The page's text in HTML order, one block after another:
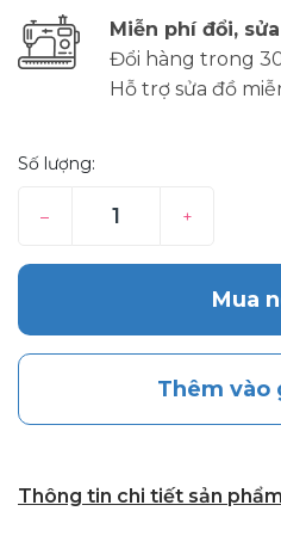
Miễn phí đổi,
Đổi hàng trong
Hỗ trợ sửa đồ
Số lượng:
– +
Mua
Thêm vào
Thông tin chi tiết sản phẩm